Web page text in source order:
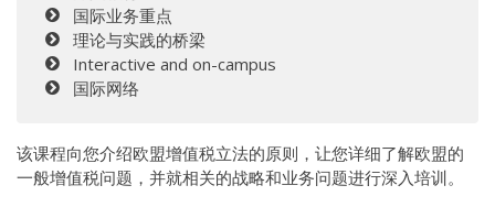
国际业务重点
理论与实践的桥梁
Interactive and on-campus
国际网络
该课程向您介绍欧盟增值税立法的原则，让您详细了解欧盟的
一般增值税问题，并就相关的战略和业务问题进行深入培训。